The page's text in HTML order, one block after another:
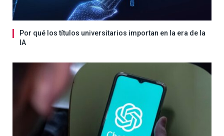
Por qué los títulos universitarios importan en la era de la
IA